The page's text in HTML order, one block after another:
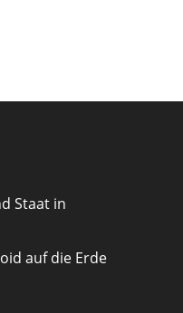
Staat in
auf die Erde